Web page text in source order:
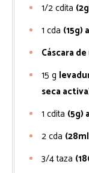
1/2cdita
1 cda (15g)
Cáscara
15 g
seca
1 cdita (5g)
2cda
3/4taza